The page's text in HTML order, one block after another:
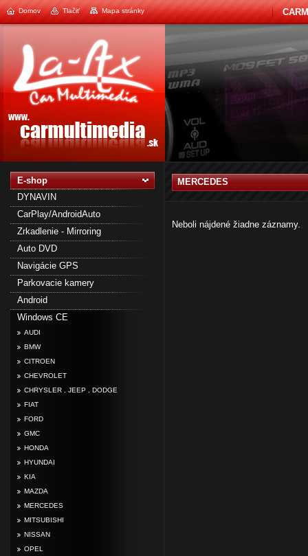
Domov Tlačiť Mapa stránky
E-shop
DYNAVIN
CarPlay/AndroidAuto
Zrkadlenie - Mirroring
Auto DVD
Navigácie GPS
Parkovacie kamery
Android
Windows CE
AUDI
BMW
CITROEN
CHEVROLET
CHRYSLER , JEEP , DODGE
FIAT
FORD
GMC
HONDA
HYUNDAI
KIA
MAZDA
MERCEDES
MITSUBISHI
NISSAN
OPEL
MERCEDES
Neboli nájdené žiadne záznamy.